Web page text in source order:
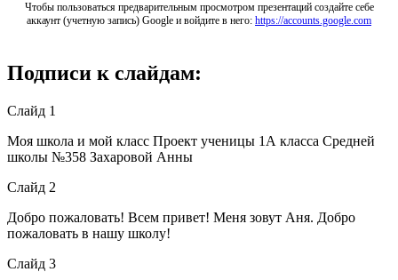
Чтобы пользоваться предварительным просмотром презентаций создайте себе
аккаунт (учетную запись) Google и войдите в него: https://accounts.google.com
Подписи к слайдам:
Слайд 1
Моя школа и мой класс Проект ученицы 1А класса Средней
школы №358 Захаровой Анны
Слайд 2
Добро пожаловать! Всем привет! Меня зовут Аня. Добро
пожаловать в нашу школу!
Слайд 3